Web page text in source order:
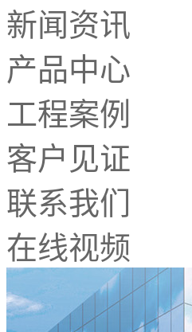
新闻资讯
产品中心
工程案例
客户见证
联系我们
在线视频